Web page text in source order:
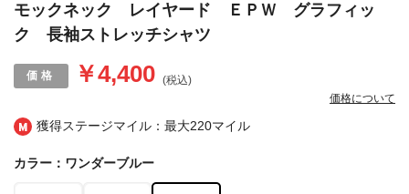
獲得ステージマイル：最大220マイル
モックネック レイヤード ＥＰＷ グラフィッ
ク 長袖ストレッチシャツ
￥4,400 (税込)
価格について
カラー：ワンダーブルー